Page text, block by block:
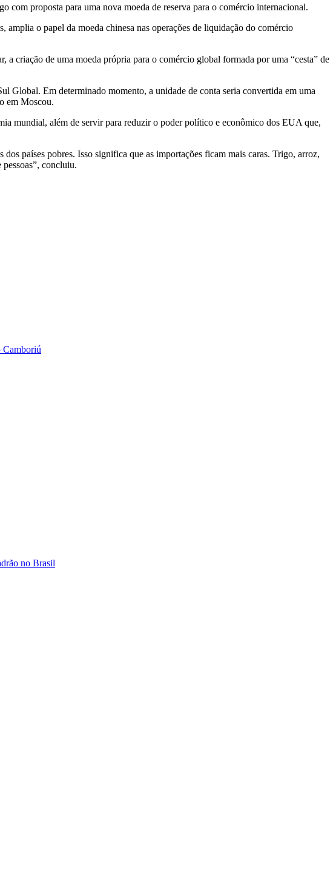
proposta para uma nova moeda de reserva para o comércio internacional.
o papel da moeda chinesa nas operações de liquidação do comércio
a criação de uma moeda própria para o comércio global formada por uma “cesta” de
Global. Em determinado momento, a unidade de conta seria convertida em uma
em Moscou.
mundial, além de servir para reduzir o poder político e econômico dos EUA que,
países pobres. Isso significa que as importações ficam mais caras. Trigo, arroz,
concluiu.